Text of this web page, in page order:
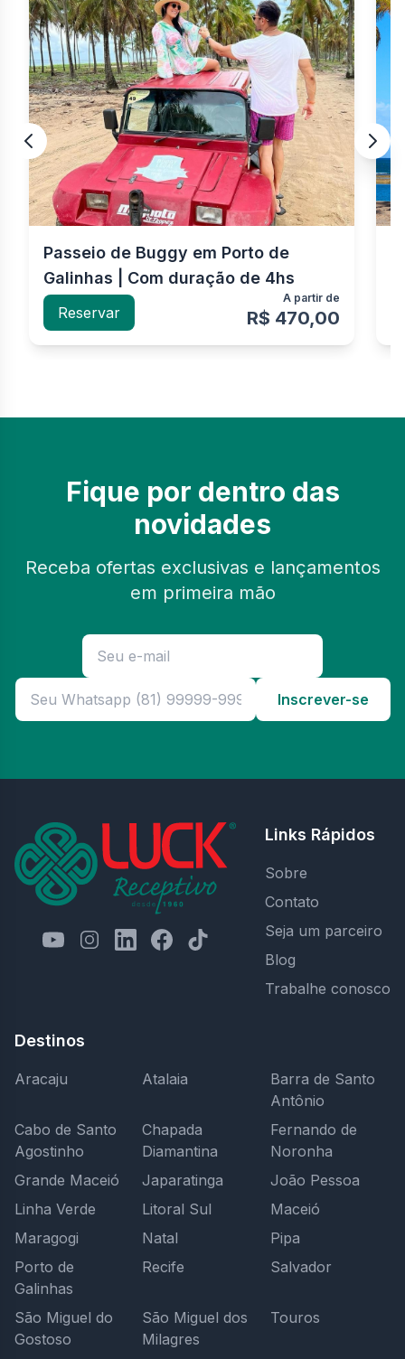
Passeio de Buggy em Porto de
Galinhas | Com duração de 4hs
Reservar
A partir de
R$ 470,00
Fique por dentro das
novidades
Receba ofertas exclusivas e lançamentos
em primeira mão
Inscrever-se
Links Rápidos
Sobre
Contato
Seja um parceiro
Blog
Trabalhe conosco
Destinos
Aracaju Atalaia
Barra de Santo
Antônio
Cabo de Santo
Agostinho
Chapada
Diamantina
Fernando de
Noronha
Grande Maceió
Japaratinga
João Pessoa
Linha Verde
Litoral Sul
Maceió
Maragogi
Natal
Pipa
Porto de
Galinhas
Recife Salvador
São Miguel do
Gostoso
São Miguel dos
Milagres
Touros